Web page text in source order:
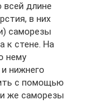
всей длине
в них
саморезы
к стене. На
нему
нижнего
с помощью
же саморезы